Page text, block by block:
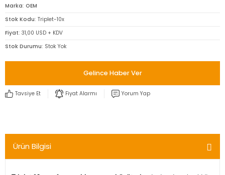
Marka OEM
Stok Kodu Triplet-10x
Fiyat 31,00 USD + KDV
Stok Durumu Stok Yok
Gelince Haber Ver
Tavsiye Et Fiyat Alarmı Yorum Yap
Ürün Bilgisi